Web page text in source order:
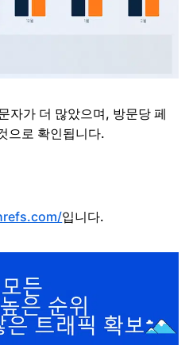
자가 더 많았으며, 방문당 페
으로 확인됩니다.
입니다.